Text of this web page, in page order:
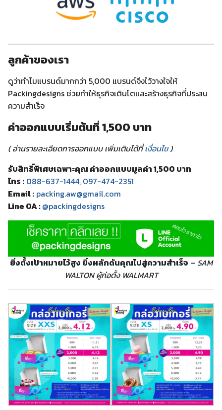
ลูกค้าของเรา
ดูว่าทำไมแบรนด์มากกว่า 5,000 แบรนด์จึงไว้วางใจให้
Packingdesigns ช่วยทำให้ธุรกิจเติบโตและสร้างธุรกิจที่ประสบ
ความสำเร็จ
ค่าออกแบบเริ่มต้นที่ 1,500 บาท
( อ่านรายละเอียดการออกแบบ เพิ่มเติมได้ที่เงื่อนไข)
รับสิทธิ์พิเศษเฉพาะคุณ ค่าออกแบบมูลค่า 1,500 บาท
โทร : 088-637-1444, 097-474-2351
Email : packing.aw@gmail.com
Line OA :@packingdesigns
ยิ่งตั้งเป้าหมายไว้สูง ยิ่งผลักดันคุณไปสู่ความสำเร็จ – SAM
WALTON ผู้ก่อตั้ง WALMART